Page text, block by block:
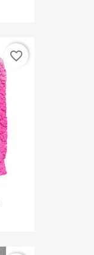
favorite_border